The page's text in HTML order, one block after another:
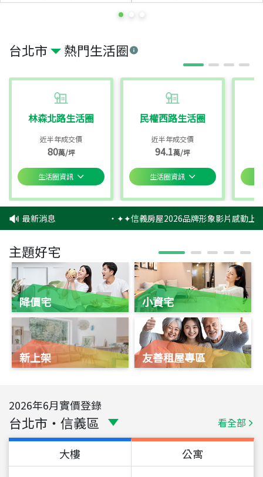
台北市 熱門生活圈
林森北路生活圈
近半年成交價
80萬/坪
生活圈資訊
民權西路生活圈
近半年成交價
94.1萬/坪
生活圈資訊
最新消息 ‧✦✦信義房屋2026品牌形象影片感動上
主題好宅
降價宅
新上架
小資宅
友善租屋專區
2026年6月實價登錄
台北市 ・ 信義區 看全部
大樓 公寓